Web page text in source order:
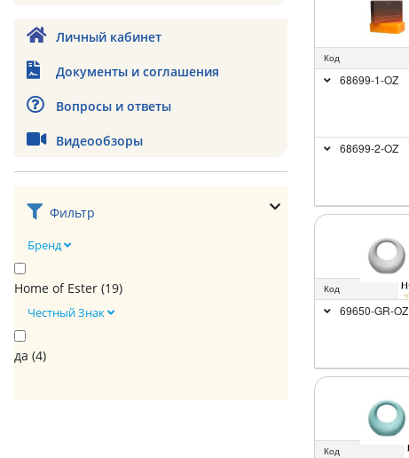
Личный кабинет
Документы и соглашения
Вопросы и ответы
Видеообзоры
Фильтр
Бренд
Home of Ester (19)
Честный Знак
да (4)
Код
68699-1-OZ
68699-2-OZ
Код
69650-GR-OZ
Код